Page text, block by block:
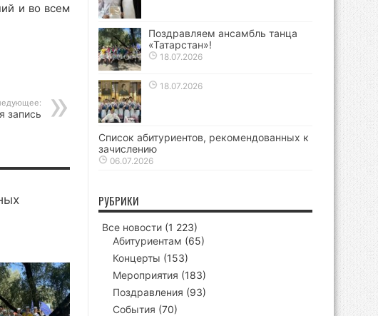
и во всем
запись
Поздравляем ансамбль танца
«Татарстан»!
18.07.2026
18.07.2026
Список абитуриентов, рекомендованных к
зачислению
06.07.2026
РУБРИКИ
Все новости (1 223)
Абитуриентам (65)
Концерты (153)
Мероприятия (183)
Поздравления (93)
События (70)